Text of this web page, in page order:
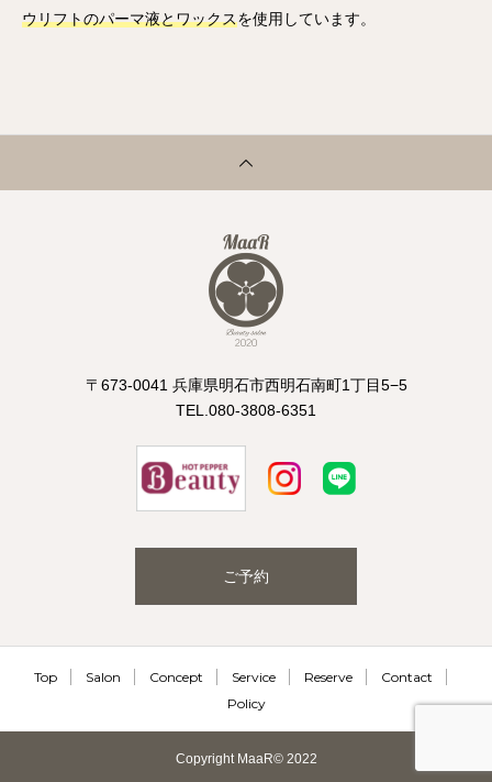
ウリフトのパーマ液とワックスを使用しています。
〒673-0041 兵庫県明石市西明石南町1丁目5−5
TEL.080-3808-6351
ご予約
Top Salon Concept Service Reserve
Contact
Policy
Copyright MaaR© 2022